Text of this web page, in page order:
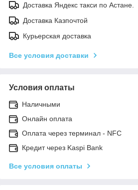
Доставка Яндекс такси по Астане.
Доставка Казпочтой
Курьерская доставка
Все условия доставки
Условия оплаты
Наличными
Онлайн оплата
Оплата через терминал - NFC
Кредит через Kaspi Bank
Все условия оплаты